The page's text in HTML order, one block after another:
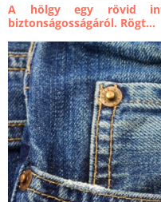
A hölgy egy rövid
biztonságosságáról. Rögt...